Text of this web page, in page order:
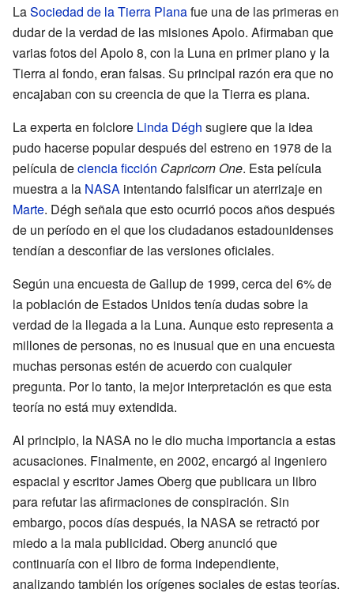
LaSociedad de la Tierra Planafue una de las primeras en
dudar de la verdad de las misiones Apolo. Afirmaban que
varias fotos del Apolo 8, con la Luna en primer plano y la
Tierra al fondo, eran falsas. Su principal razón era que no
encajaban con su creencia de que la Tierra es plana.
La experta en folclore Linda Dégh sugiere que la idea
pudo hacerse popular después del estreno en 1978 de la
película deciencia ficción Capricorn One. Esta película
muestra a la NASA intentando falsificar un aterrizaje en
Marte. Dégh señala que esto ocurrió pocos años después
de un período en el que los ciudadanos estadounidenses
tendían a desconfiar de las versiones oficiales.
Según una encuesta de Gallup de 1999, cerca del 6% de
la población de Estados Unidos tenía dudas sobre la
verdad de la llegada a la Luna. Aunque esto representa a
millones de personas, no es inusual que en una encuesta
muchas personas estén de acuerdo con cualquier
pregunta. Por lo tanto, la mejor interpretación es que esta
teoría no está muy extendida.
Al principio, la NASA no le dio mucha importancia a estas
acusaciones. Finalmente, en 2002, encargó al ingeniero
espacial y escritor James Oberg que publicara un libro
para refutar las afirmaciones de conspiración. Sin
embargo, pocos días después, la NASA se retractó por
miedo a la mala publicidad. Oberg anunció que
continuaría con el libro de forma independiente,
analizando también los orígenes sociales de estas teorías.